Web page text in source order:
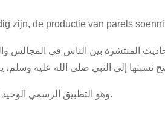
zijn, de productie van parels
المنتشرة بين الناس في المجالس
وهو التطبيق الرسمي الوحيد الصادر عن مؤسسة الدرر السنية، للأحاديث المنتشرة التي لا تصح.